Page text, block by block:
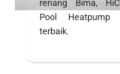
renang Bima,
Pool Heatpump
terbaik.